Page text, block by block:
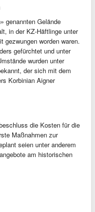
genannten Gelände
in der KZ-Häftlinge unter
gezwungen worden waren.
gefürchtet und unter
wurden unter
der sich mit dem
Korbinian Aigner
die Kosten für die
Maßnahmen zur
seien unter anderem
am historischen